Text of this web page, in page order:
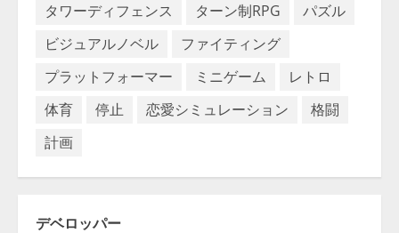
タワーディフェンス
ターン制RPG
パズル
ビジュアルノベル
ファイティング
プラットフォーマー
ミニゲーム
レトロ
体育
停止 恋愛シミュレーション
格闘
計画
デベロッパー